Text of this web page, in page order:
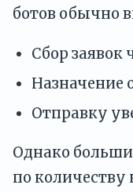
ботов обычно
Сбор заявок
Назначение
Отправку
Однако
по